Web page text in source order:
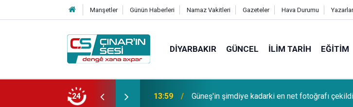
Manşetler Günün Haberleri Namaz Vakitleri Gazeteler Hava Durumu Yazarlar
DIYARBAKIR GÜNCEL İLIM TARIH EĞITIM
24 11:30
Bağacık (Bağcağê) Köyünden Osman Tunç'un
etmiştir